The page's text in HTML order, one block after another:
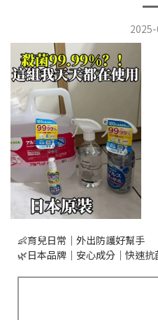
👶育兒日常｜外出防護好幫手
🌿日本品牌｜安心成分｜快速抗